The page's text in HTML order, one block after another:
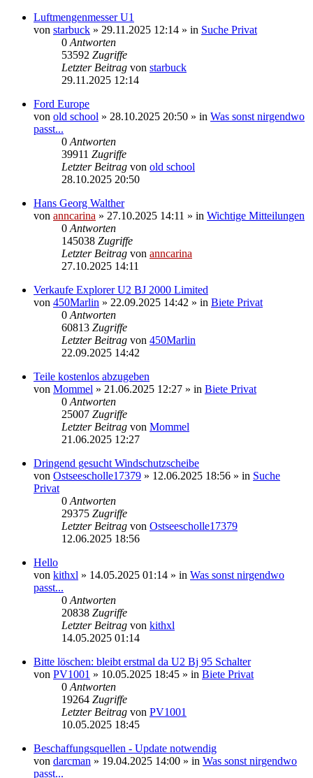
Luftmengenmesser U1
von starbuck » 29.11.2025 12:14 » in Suche Privat
0 Antworten
53592 Zugriffe
Letzter Beitrag von starbuck
29.11.2025 12:14
Ford Europe
von old school » 28.10.2025 20:50 » in Was sonst nirgendwo
passt...
0 Antworten
39911 Zugriffe
Letzter Beitrag von old school
28.10.2025 20:50
Hans Georg Walther
von anncarina » 27.10.2025 14:11 » in Wichtige Mitteilungen
0 Antworten
145038 Zugriffe
Letzter Beitrag von anncarina
27.10.2025 14:11
Verkaufe Explorer U2 BJ 2000 Limited
von 450Marlin » 22.09.2025 14:42 » in Biete Privat
0 Antworten
60813 Zugriffe
Letzter Beitrag von 450Marlin
22.09.2025 14:42
Teile kostenlos abzugeben
von Mommel » 21.06.2025 12:27 » in Biete Privat
0 Antworten
25007 Zugriffe
Letzter Beitrag von Mommel
21.06.2025 12:27
Dringend gesucht Windschutzscheibe
von Ostseescholle17379 » 12.06.2025 18:56 » in Suche
Privat
0 Antworten
29375 Zugriffe
Letzter Beitrag von Ostseescholle17379
12.06.2025 18:56
Hello
von kithxl » 14.05.2025 01:14 » in Was sonst nirgendwo
passt...
0 Antworten
20838 Zugriffe
Letzter Beitrag von kithxl
14.05.2025 01:14
Bitte löschen: bleibt erstmal da U2 Bj 95 Schalter
von PV1001 » 10.05.2025 18:45 » in Biete Privat
0 Antworten
19264 Zugriffe
Letzter Beitrag von PV1001
10.05.2025 18:45
Beschaffungsquellen - Update notwendig
von darcman » 19.04.2025 14:00 » in Was sonst nirgendwo
passt...